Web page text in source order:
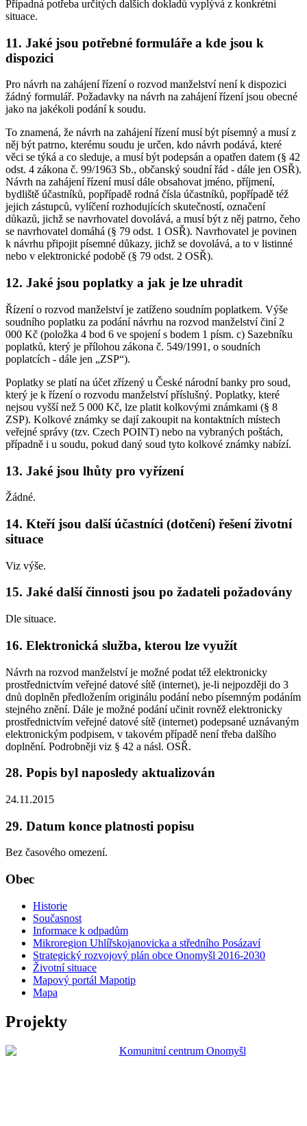
Případná potřeba určitých dalších dokladů vyplývá z konkrétní
situace.
11. Jaké jsou potřebné formuláře a kde jsou k
dispozici
Pro návrh na zahájení řízení o rozvod manželství není k dispozici
žádný formulář. Požadavky na návrh na zahájení řízení jsou obecné
jako na jakékoli podání k soudu.
To znamená, že návrh na zahájení řízení musí být písemný a musí z
něj být patrno, kterému soudu je určen, kdo návrh podává, které
věci se týká a co sleduje, a musí být podepsán a opatřen datem (§ 42
odst. 4 zákona č. 99/1963 Sb., občanský soudní řád - dále jen OSŘ).
Návrh na zahájení řízení musí dále obsahovat jméno, příjmení,
bydliště účastníků, popřípadě rodná čísla účastníků, popřípadě též
jejich zástupců, vylíčení rozhodujících skutečností, označení
důkazů, jichž se navrhovatel dovolává, a musí být z něj patrno, čeho
se navrhovatel domáhá (§ 79 odst. 1 OSŘ). Navrhovatel je povinen
k návrhu připojit písemné důkazy, jichž se dovolává, a to v listinné
nebo v elektronické podobě (§ 79 odst. 2 OSŘ).
12. Jaké jsou poplatky a jak je lze uhradit
Řízení o rozvod manželství je zatíženo soudním poplatkem. Výše
soudního poplatku za podání návrhu na rozvod manželství činí 2
000 Kč (položka 4 bod 6 ve spojení s bodem 1 písm. c) Sazebníku
poplatků, který je přílohou zákona č. 549/1991, o soudních
poplatcích - dále jen „ZSP“).
Poplatky se platí na účet zřízený u České národní banky pro soud,
který je k řízení o rozvodu manželství příslušný. Poplatky, které
nejsou vyšší než 5 000 Kč, lze platit kolkovými známkami (§ 8
ZSP). Kolkové známky se dají zakoupit na kontaktních místech
veřejné správy (tzv. Czech POINT) nebo na vybraných poštách,
případně i u soudu, pokud daný soud tyto kolkové známky nabízí.
13. Jaké jsou lhůty pro vyřízení
Žádné.
14. Kteří jsou další účastníci (dotčení) řešení životní
situace
Viz výše.
15. Jaké další činnosti jsou po žadateli požadovány
Dle situace.
16. Elektronická služba, kterou lze využít
Návrh na rozvod manželství je možné podat též elektronicky
prostřednictvím veřejné datové sítě (internet), je-li nejpozději do 3
dnů doplněn předložením originálu podání nebo písemným podáním
stejného znění. Dále je možné podání učinit rovněž elektronicky
prostřednictvím veřejné datové sítě (internet) podepsané uznávaným
elektronickým podpisem, v takovém případě není třeba dalšího
doplnění. Podrobněji viz § 42 a násl. OSŘ.
28. Popis byl naposledy aktualizován
24.11.2015
29. Datum konce platnosti popisu
Bez časového omezení.
Obec
Historie
Současnost
Informace k odpadům
Mikroregion Uhlířskojanovicka a středního Posázaví
Strategický rozvojový plán obce Onomyšl 2016-2030
Životní situace
Mapový portál Mapotip
Mapa
Projekty